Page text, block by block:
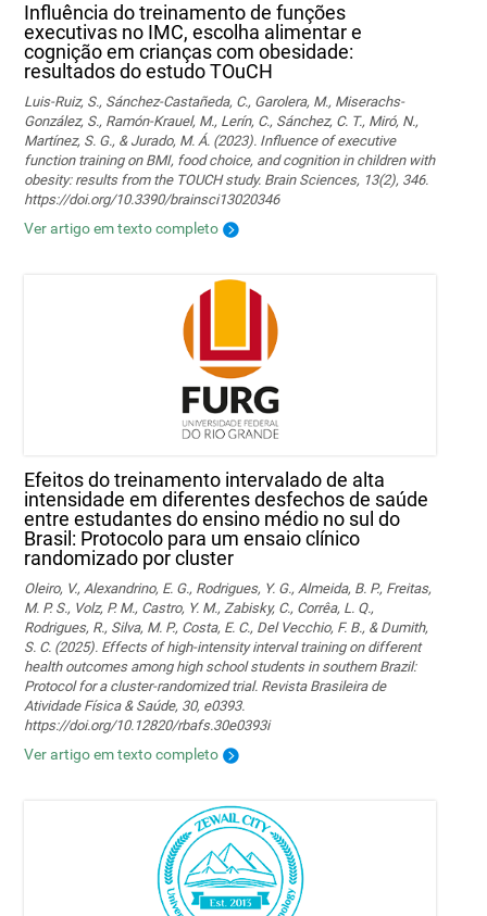
Influência do treinamento de funções
executivas no IMC, escolha alimentar e
cognição em crianças com obesidade:
resultados do estudo TOuCH
Luis-Ruiz, S., Sánchez-Castañeda, C., Garolera, M., Miserachs-
González, S., Ramón-Krauel, M., Lerín, C., Sánchez, C. T., Miró, N.,
Martí­nez, S. G., & Jurado, M. Á. (2023). Influence of executive
function training on BMI, food choice, and cognition in children with
obesity: results from the TOUCH study. Brain Sciences, 13(2), 346.
https://doi.org/10.3390/brainsci13020346
Ver artigo em texto completo
Efeitos do treinamento intervalado de alta
intensidade em diferentes desfechos de saúde
entre estudantes do ensino médio no sul do
Brasil: Protocolo para um ensaio clínico
randomizado por cluster
Oleiro, V., Alexandrino, E. G., Rodrigues, Y. G., Almeida, B. P., Freitas,
M. P. S., Volz, P. M., Castro, Y. M., Zabisky, C., Corrêa, L. Q.,
Rodrigues, R., Silva, M. P., Costa, E. C., Del Vecchio, F. B., & Dumith,
S. C. (2025). Effects of high-intensity interval training on different
health outcomes among high school students in southern Brazil:
Protocol for a cluster-randomized trial. Revista Brasileira de
Atividade Física & Saúde, 30, e0393.
https://doi.org/10.12820/rbafs.30e0393i
Ver artigo em texto completo